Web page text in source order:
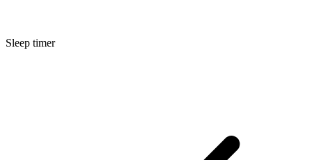
Sleep timer